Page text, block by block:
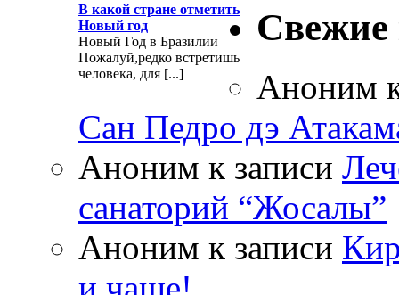
В какой стране отметить
Новый год
Новый Год в Бразилии
Пожалуй,редко встретишь
человека, для [...]
Свежие
Аноним
Сан Педро дэ
Аноним к записи
санаторий “Жосалы”
Аноним к записи
и чаще!